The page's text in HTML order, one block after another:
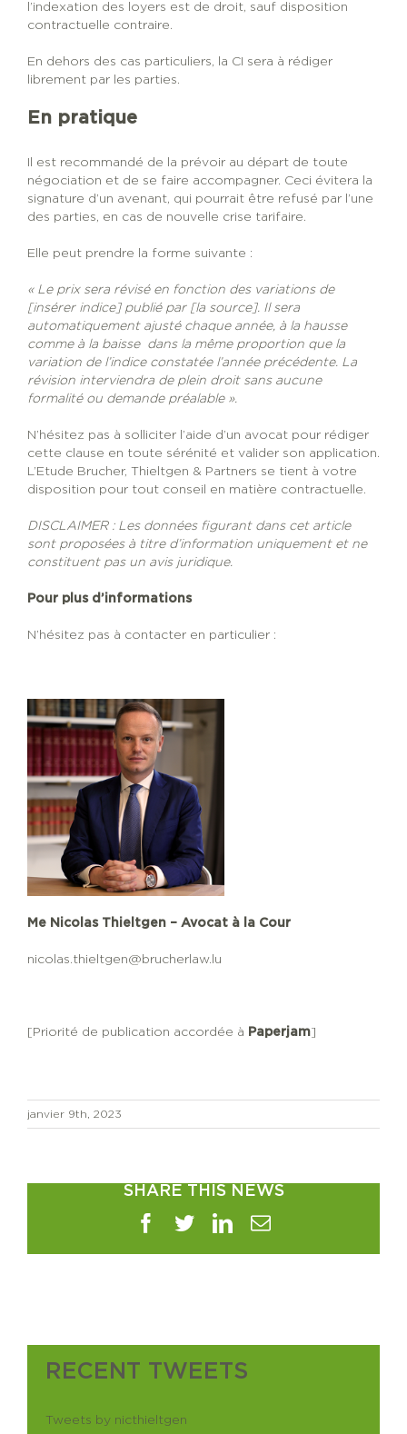
l’indexation des loyers est de droit, sauf disposition
contractuelle contraire.
En dehors des cas particuliers, la CI sera à rédiger
librement par les parties.
En pratique
Il est recommandé de la prévoir au départ de toute
négociation et de se faire accompagner. Ceci évitera la
signature d’un avenant, qui pourrait être refusé par l’une
des parties, en cas de nouvelle crise tarifaire.
Elle peut prendre la forme suivante :
« Le prix sera révisé en fonction des variations de
[insérer indice] publié par [la source]. Il sera
automatiquement ajusté chaque année, à la hausse
comme à la baisse dans la même proportion que la
variation de l’indice constatée l’année précédente. La
révision interviendra de plein droit sans aucune
formalité ou demande préalable ».
N’hésitez pas à solliciter l’aide d’un avocat pour rédiger
cette clause en toute sérénité et valider son application.
L’Etude Brucher, Thieltgen & Partners se tient à votre
disposition pour tout conseil en matière contractuelle.
DISCLAIMER : Les données figurant dans cet article
sont proposées à titre d’information uniquement et ne
constituent pas un avis juridique.
Pour plus d’informations
N’hésitez pas à contacter en particulier :
Me Nicolas Thieltgen – Avocat à la Cour
nicolas.thieltgen@brucherlaw.lu
[Priorité de publication accordée à Paperjam]
janvier 9th, 2023
SHARE THIS NEWS
Facebook
TwitterLinkedIn
Email
RECENT TWEETS
Tweets by nicthieltgen